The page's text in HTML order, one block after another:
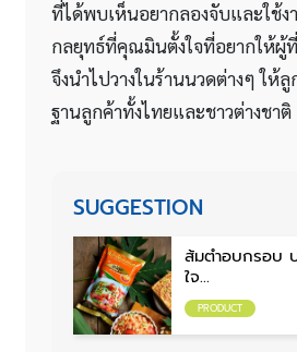
ที่ได้พบเห็นอยากลองจับและใช้ง
กลยุทธ์ที่คุณมินตั้งใจที่อยากให้ผู้
จึงนำไปวางในร้านนวดต่างๆ ให้ลู
ฐานลูกค้าทั้งไทยและชาวต่างชาติ
SUGGESTION
ส้มตำอบกรอบ
ใจ
ส่งต่อความแซ่บ
จาก ‘แม่ตุ๊ก’
PRODUCT